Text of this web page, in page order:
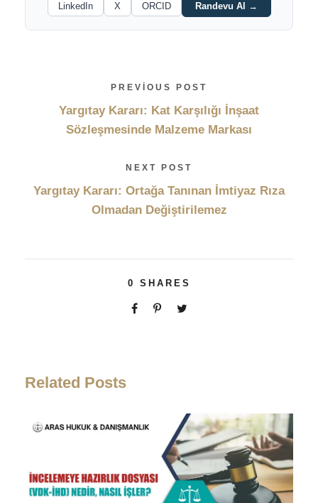
LinkedIn X ORCID Randevu Al →
PREVIOUS POST
Yargıtay Kararı: Kat Karşılığı İnşaat
Sözleşmesinde Malzeme Markası
NEXT POST
Yargıtay Kararı: Ortağa Tanınan İmtiyaz Rıza
Olmadan Değiştirilemez
0 SHARES
Related Posts